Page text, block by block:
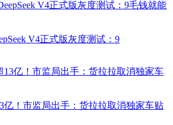
V4正式版灰度测试：9
亿！市监局出手：货拉拉取消独家车贴